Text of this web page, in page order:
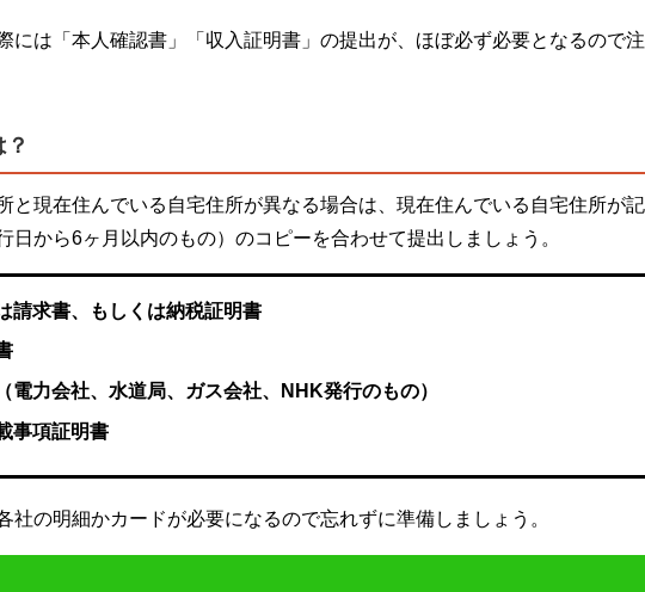
には「本人確認書」「収入証明書」の提出が、ほぼ必ず必要となるので
と現在住んでいる自宅住所が異なる場合は、現在住んでいる自宅住所が
日から6ヶ月以内のもの）のコピーを合わせて提出しましょう。
請求書、もしくは納税証明書
電力会社、水道局、ガス会社、NHK発行のもの）
事項証明書
社の明細かカードが必要になるので忘れずに準備しましょう。